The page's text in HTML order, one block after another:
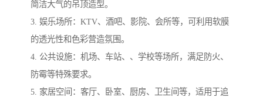
简洁大气的吊顶造型。
3. 娱乐场所：KTV、酒吧、影院、会所等，可利用软膜
的透光性和色彩营造氛围。
4. 公共设施：机场、车站、、学校等场所，满足防火、
防霉等特殊要求。
5. 家居空间：客厅、卧室、厨房、卫生间等，适用于追